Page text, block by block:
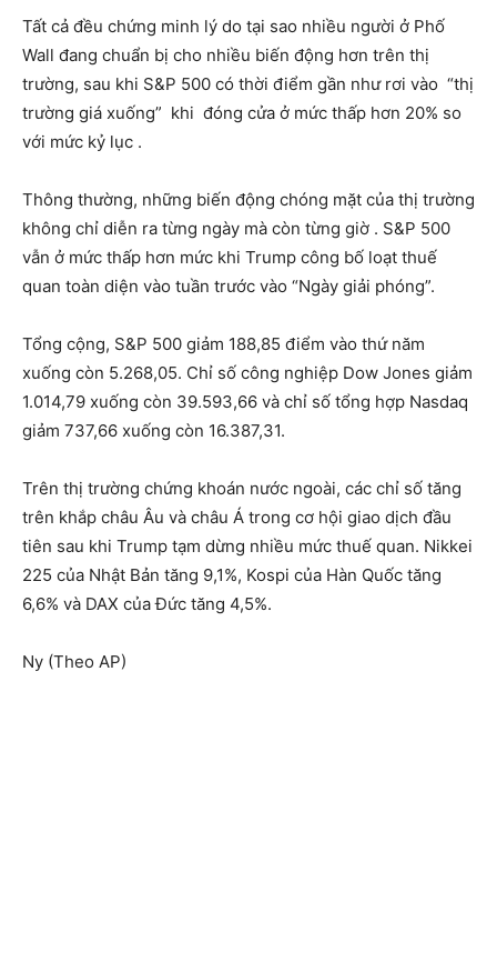
Tất cả đều chứng minh lý do tại sao nhiều người ở Phố
Wall đang chuẩn bị cho nhiều biến động hơn trên thị
trường, sau khi S&P 500 có thời điểm gần như rơi vào “thị
trường giá xuống” khi đóng cửa ở mức thấp hơn 20% so
với mức kỷ lục .
Thông thường, những biến động chóng mặt của thị trường
không chỉ diễn ra từng ngày mà còn từng giờ . S&P 500
vẫn ở mức thấp hơn mức khi Trump công bố loạt thuế
quan toàn diện vào tuần trước vào “Ngày giải phóng”.
Tổng cộng, S&P 500 giảm 188,85 điểm vào thứ năm
xuống còn 5.268,05. Chỉ số công nghiệp Dow Jones giảm
1.014,79 xuống còn 39.593,66 và chỉ số tổng hợp Nasdaq
giảm 737,66 xuống còn 16.387,31.
Trên thị trường chứng khoán nước ngoài, các chỉ số tăng
trên khắp châu Âu và châu Á trong cơ hội giao dịch đầu
tiên sau khi Trump tạm dừng nhiều mức thuế quan. Nikkei
225 của Nhật Bản tăng 9,1%, Kospi của Hàn Quốc tăng
6,6% và DAX của Đức tăng 4,5%.
Ny (Theo AP)